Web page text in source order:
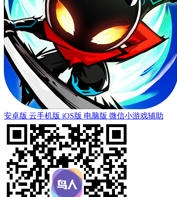
安卓版 云手机版 iOS版 电脑版 微信小游戏辅助